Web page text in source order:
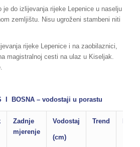
je do izlijevanja rijeke Lepenice u naselju
zemljištu. Nisu ugroženi stambeni niti
rijeke Lepenice i na zaobilaznici,
magistralnoj cesti na ulaz u Kiseljak.
I BOSNA – vodostaji u porastu
Zadnje
mjerenje
Vodostaj
(cm)
Trend